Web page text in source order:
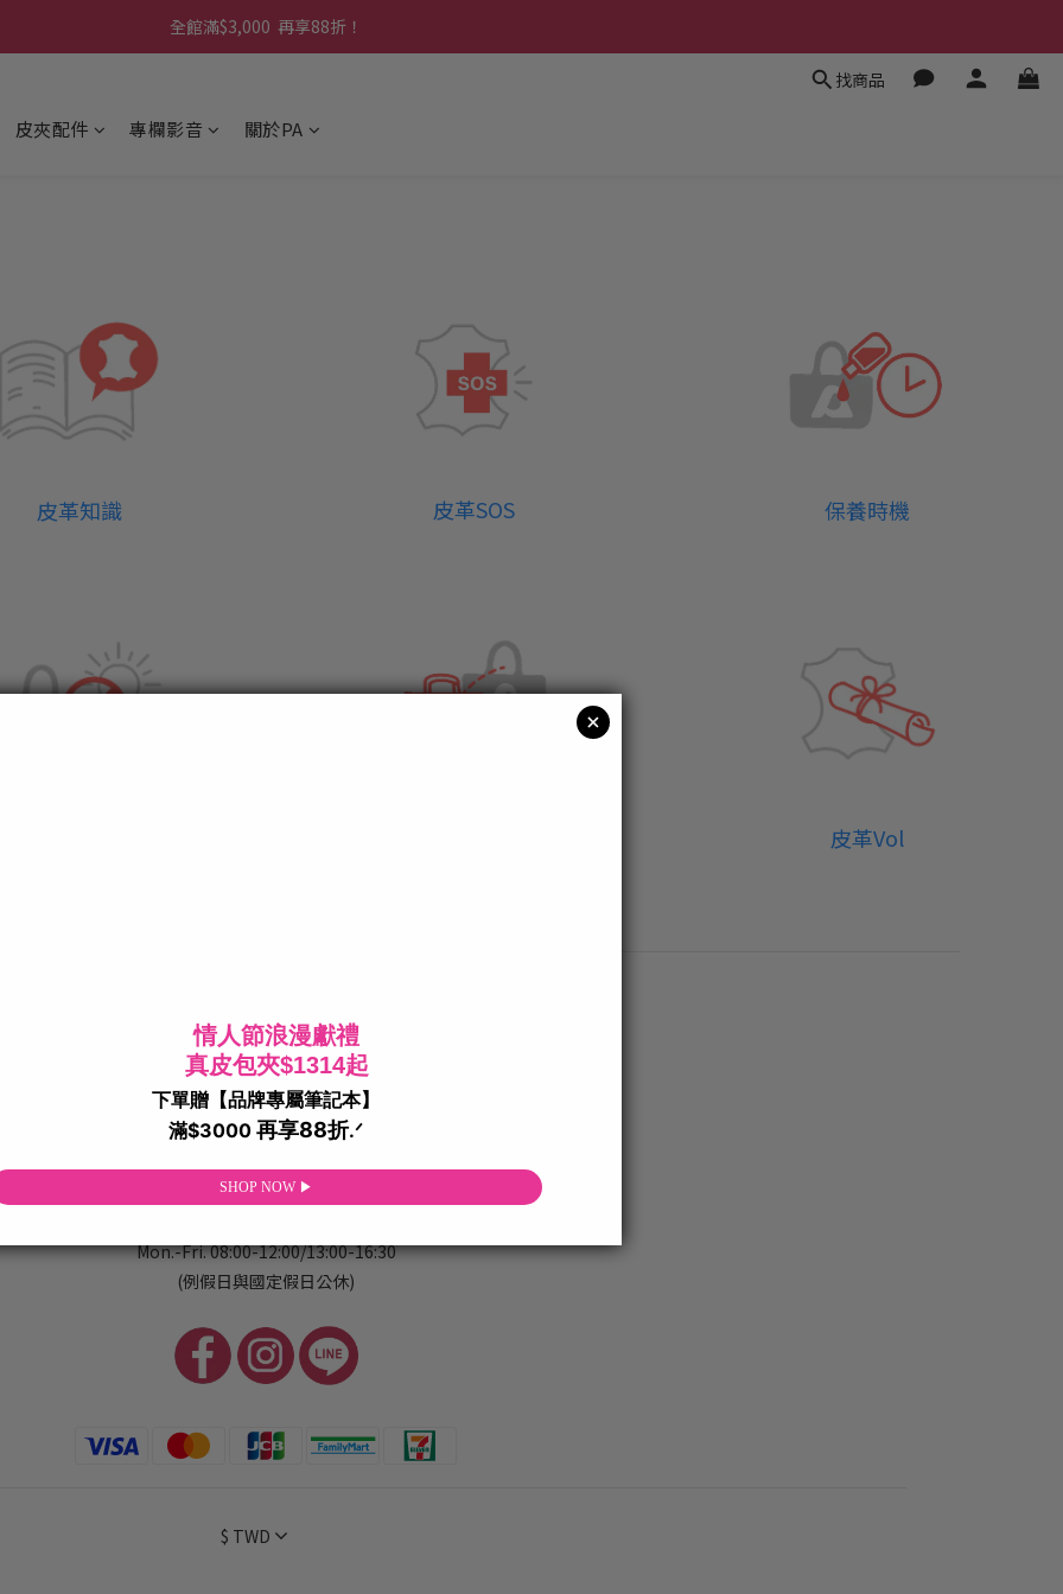
🚚全館消費 滿 $1,314 免運費！
全館滿$3,000  再享88折！
🚚全館消費 滿 $1,314 免運費！
找商品
皮夾配件 專欄影音 關於PA
皮革知識 皮革SOS 保養時機
皮革Vol
顧客服務
•與PA聯絡•異業合作•購物須知•退貨政策
Mon.-Fri. 08:00-12:00/13:00-16:30
(例假日與國定假日公休)
$ TWD